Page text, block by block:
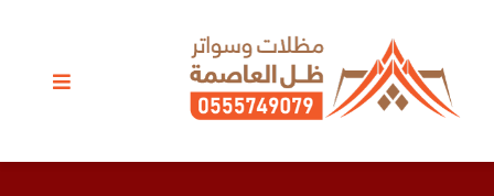
content
Toggle
مظلات الرياض